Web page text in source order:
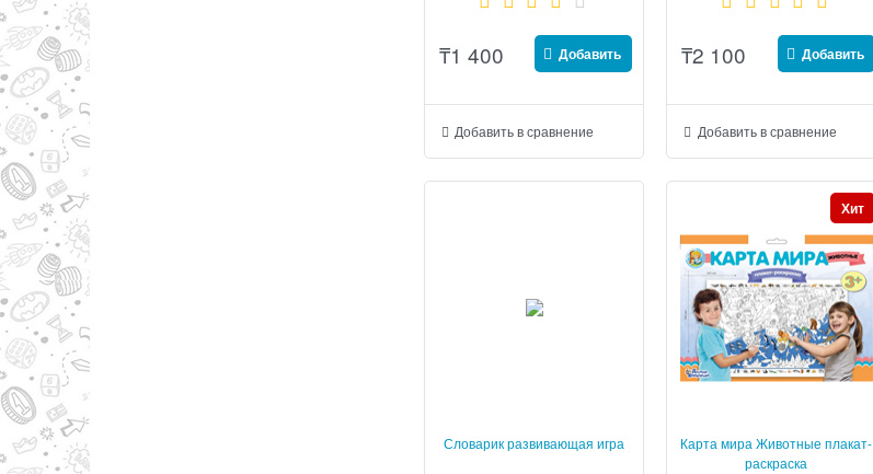
₸1 400 Добавить
Добавить в сравнение
₸2 100 Добавить
Добавить в сравнение
Словарик развивающая игра
Карта мира Животные плакат-
раскраска
Хит